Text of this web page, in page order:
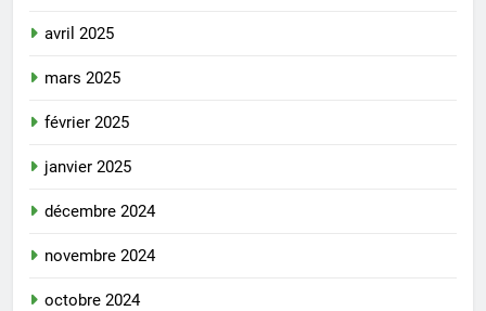
avril 2025
mars 2025
février 2025
janvier 2025
décembre 2024
novembre 2024
octobre 2024